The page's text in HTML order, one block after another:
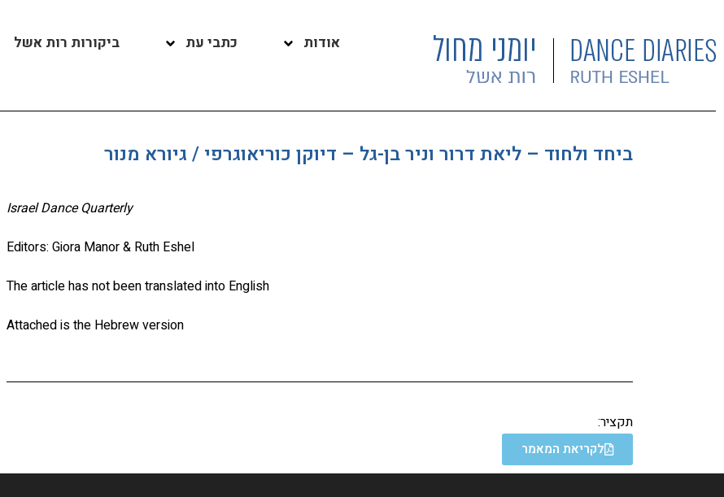
אודות כתבי עת ביקורות רות אשל
ביחד ולחוד – ליאת דרור וניר בן-גל – דיוקן כוריאוגרפי / גיורא מנור
Israel Dance Quarterly
The article has not been translated into English
Attached is the Hebrew version
תקציר:
לקריאת המאמר